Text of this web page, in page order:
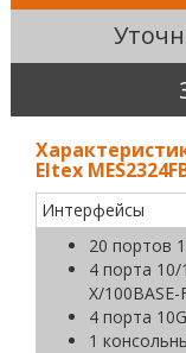
Eltex
Интерфейсы
20 портов
4 порта 10/
X/
4 порта
1